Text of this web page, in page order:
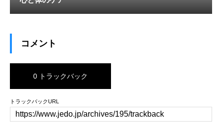
コメント
0 トラックバック
トラックバックURL